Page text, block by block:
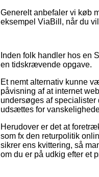
Generelt anbefaler vi køb
eksempel ViaBill, når du
Inden folk handler hos en
en tidskrævende opgave.
Et nemt alternativ kunne
påvisning af at internet
undersøges af
udsættes for
Herudover er det at
som fx den returpolitik
sikrer ens kvittering, så
om du er på udkig efter et